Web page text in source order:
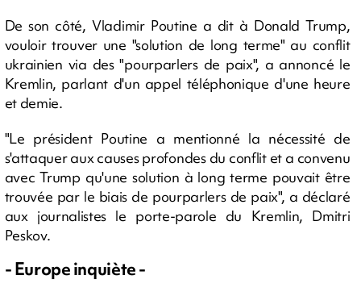
De son côté, Vladimir Poutine a dit à Donald Trump,
vouloir trouver une "solution de long terme" au conflit
ukrainien via des "pourparlers de paix", a annoncé le
Kremlin, parlant d'un appel téléphonique d'une heure
et demie.
"Le président Poutine a mentionné la nécessité de
s'attaquer aux causes profondes du conflit et a convenu
avec Trump qu'une solution à long terme pouvait être
trouvée par le biais de pourparlers de paix", a déclaré
aux journalistes le porte-parole du Kremlin, Dmitri
Peskov.
- Europe inquiète -